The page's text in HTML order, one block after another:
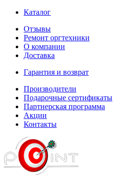
Каталог
Отзывы
Ремонт оргтехники
О компании
Доставка
Гарантия и возврат
Производители
Подарочные сертификаты
Партнерская программа
Акции
Контакты